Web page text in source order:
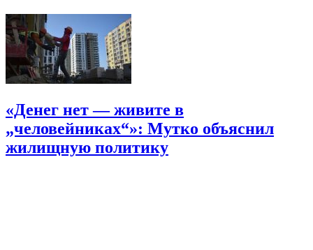
«Денег нет — живите в
„человейниках“»: Мутко объяснил
жилищную политику